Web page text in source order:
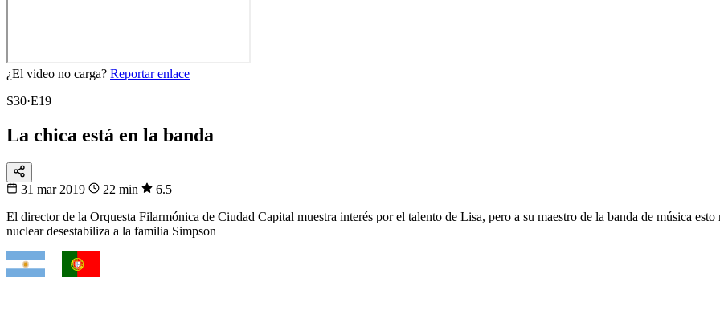
¿El video no carga? Reportar enlace
S30·E19
La chica está en la banda
31 mar 2019 22 min
6.5
El director de la Orquesta Filarmónica de Ciudad Capital muestra interés por el talento de Lisa, pero a su maestro de la banda de música
nuclear desestabiliza a la familia Simpson